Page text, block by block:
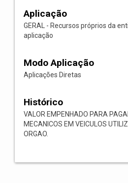
Aplicação
GERAL - Recursos próprios da
aplicação
Modo Aplicação
Aplicações Diretas
Histórico
VALOR EMPENHADO PARA
MECANICOS EM VEICULOS
ORGAO.